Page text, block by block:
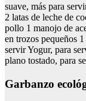
suave, más para
2 latas de leche de
pollo 1 manojo de
en trozos pequeños
servir Yogur, para
plano tostado, para
Garbanzo